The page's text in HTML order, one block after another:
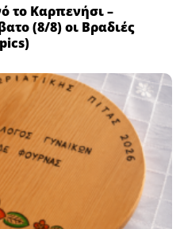
το Καρπενήσι –
(8/8) οι Βραδιές